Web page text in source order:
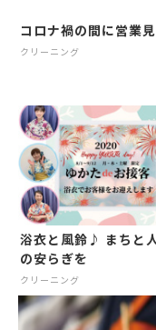
コロナ禍の間に営業
クリーニング
浴衣と風鈴♪ まちと
の安らぎを
クリーニング